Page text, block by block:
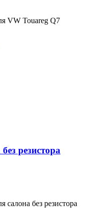
VW Touareg Q7
резистора
салона без резистора